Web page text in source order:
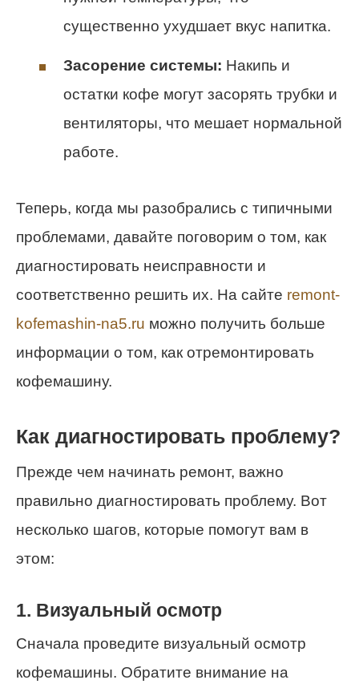
существенно ухудшает вкус напитка.
Засорение системы: Накипь и
остатки кофе могут засорять трубки и
вентиляторы, что мешает нормальной
работе.
Теперь, когда мы разобрались с типичными
проблемами, давайте поговорим о том, как
диагностировать неисправности и
соответственно решить их. На сайте remont-
kofemashin-na5.ru можно получить больше
информации о том, как отремонтировать
кофемашину.
Как диагностировать проблему?
Прежде чем начинать ремонт, важно
правильно диагностировать проблему. Вот
несколько шагов, которые помогут вам в
этом:
1. Визуальный осмотр
Сначала проведите визуальный осмотр
кофемашины. Обратите внимание на